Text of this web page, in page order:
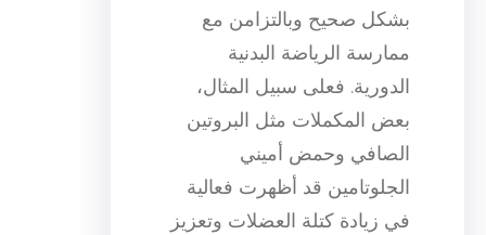
بشكل صحيح وبالتزامن مع
ممارسة الرياضة البدنية
الدورية. فعلى سبيل المثال،
بعض المكملات مثل البروتين
الصافي وحمض أميني
الجلوتامين قد أظهرت فعالية
في زيادة كتلة العضلات وتعزيز